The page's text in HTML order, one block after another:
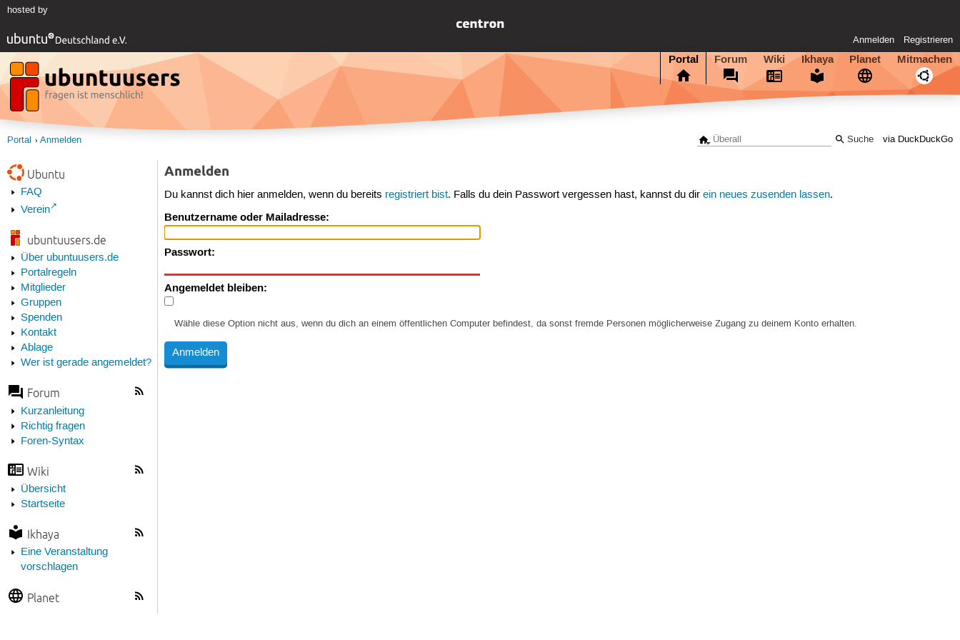
hosted by
Anmelden Registrieren
Portal Forum Wiki Ikhaya Planet Mitmachen
via DuckDuckGo
Portal Anmelden
Ubuntu
FAQ
Verein
ubuntuusers.de
Über ubuntuusers.de
Portalregeln
Mitglieder
Gruppen
Spenden
Kontakt
Ablage
Wer ist gerade angemeldet?
Forum
Kurzanleitung
Richtig fragen
Foren-Syntax
Wiki
Übersicht
Startseite
Ikhaya
Eine Veranstaltung
vorschlagen
Planet
Anmelden
Du kannst dich hier anmelden, wenn du bereits registriert bist. Falls du dein Passwort vergessen hast, kannst du direin neues zusenden lassen.
Benutzername oder Mailadresse:
Passwort:
Angemeldet bleiben:
Wähle diese Option nicht aus, wenn du dich an einem öffentlichen Computer befindest, da sonst fremde Personen möglicherweise Zugang zu deinem Konto erhalten.